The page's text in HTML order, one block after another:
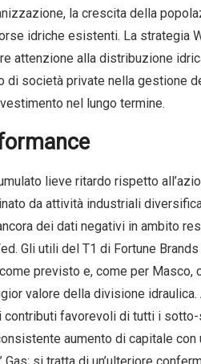
la crescita della
idriche esistenti. La strategia
attenzione alla distribuzione
di società private nella gestione
nel lungo termine.
lieve ritardo rispetto
da attività industriali
dei dati negativi in ambito
Gli utili del T1 di Fortune
previsto e, come per Masco,
valore della divisione
favorevoli di tutti i sotto-
aumento di capitale